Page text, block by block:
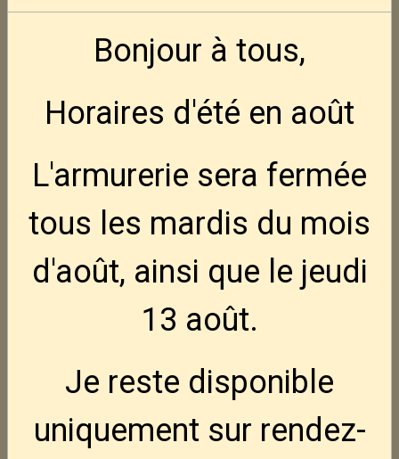
timney UBK glock gen 5 --
red
Kit de construction ultime pour GLOCK Gen 5
GLOCK Gen 5 est la solution idéale pour optimiser votre GLOCK. Il
contient tout le nécessaire pour améliorer votre expérience de tir.
Description du produit
Bonjour à tous,
Horaires d'été en août
L'armurerie sera fermée
tous les mardis du mois
d'août, ainsi que le jeudi
13 août.
Je reste disponible
uniquement sur rendez-